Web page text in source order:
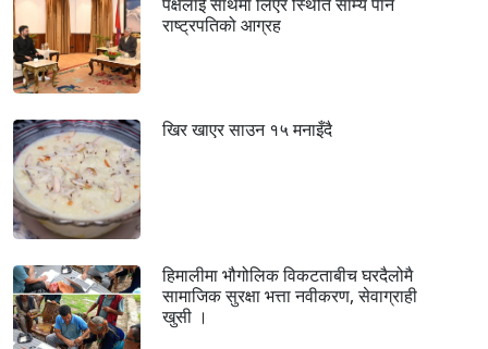
राष्ट्रपतिको आग्रह
खिर खाएर साउन १५ मनाइँदै
हिमालीमा भौगोलिक विकटताबीच घरदैलोमै
सामाजिक सुरक्षा भत्ता नवीकरण, सेवाग्राही
खुसी ।